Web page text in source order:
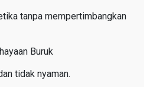
tanpa mempertimbangkan
Buruk
tidak nyaman.